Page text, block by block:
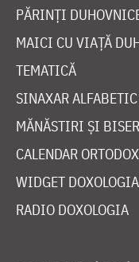
PĂRINȚI
MAICI CU VIAȚĂ
TEMATICĂ
SINAXAR ALFABETIC
MĂNĂSTIRI ȘI
CALENDAR ORTODOX
WIDGET DOXOLOGIA
RADIO DOXOLOGIA